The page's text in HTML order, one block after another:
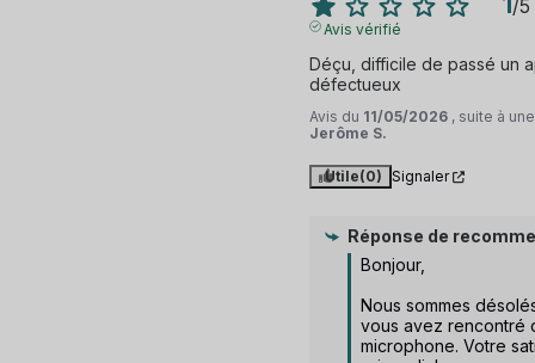
/5
Avis vérifié
Déçu, difficile de passé un
défectueux
Avis du 11/05/2026 , suite à
Jerôme S.
Utile(0) Signaler
Réponse de
Bonjour,
Nous sommes
vous avez rencontré
microphone. Votre